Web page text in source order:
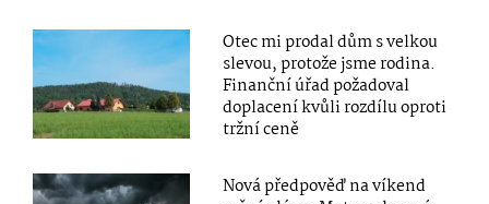
Otec mi prodal dům s velkou
slevou, protože jsme rodina.
Finanční úřad požadoval
doplacení kvůli rozdílu oproti
tržní ceně
Nová předpověď na víkend